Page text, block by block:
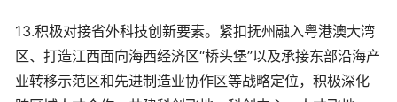
13.积极对接省外科技创新要素。紧扣抚州融入粤港澳大湾
区、打造江西面向海西经济区“桥头堡”以及承接东部沿海产
业转移示范区和先进制造业协作区等战略定位，积极深化